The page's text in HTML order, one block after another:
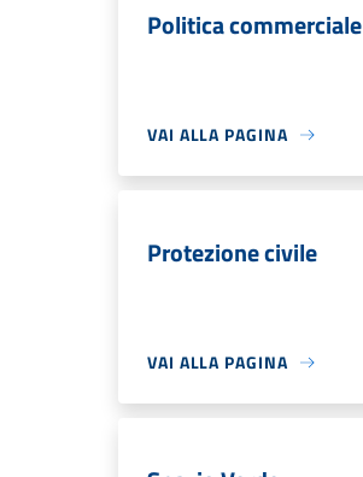
Politica commerciale
VAI ALLA PAGINA
Protezione civile
VAI ALLA PAGINA